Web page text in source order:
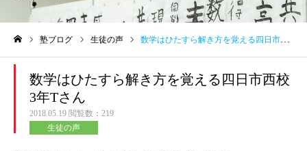
塾ブログ 生徒の声 数学はひたすら解き方を覚える四日市西校3年Tさん
数学はひたすら解き方を覚える四日市西校
3年Tさん
2018.05.19 閲覧数：219
生徒の声